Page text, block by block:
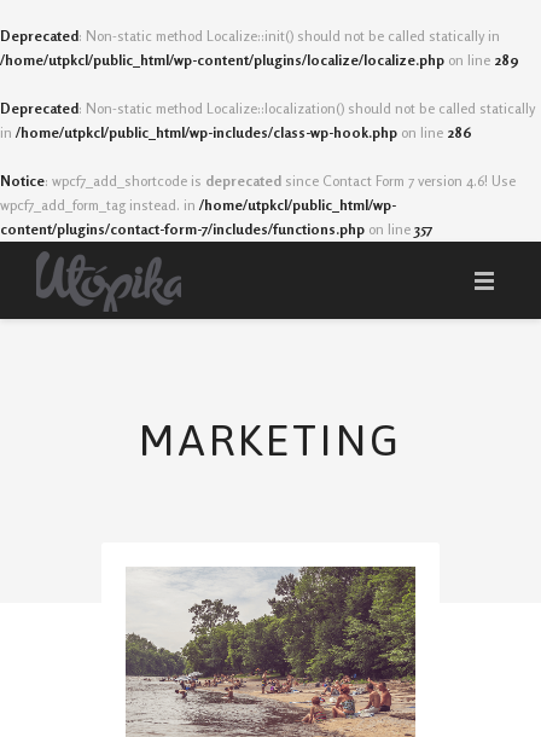
Deprecated: Non-static method Localize::init() should not be called statically in
/home/utpkcl/public_html/wp-content/plugins/localize/localize.php on line 289
Deprecated: Non-static method Localize::localization() should not be called statically
in /home/utpkcl/public_html/wp-includes/class-wp-hook.php on line 286
Notice: wpcf7_add_shortcode is deprecated since Contact Form 7 version 4.6! Use
wpcf7_add_form_tag instead. in /home/utpkcl/public_html/wp-
content/plugins/contact-form-7/includes/functions.php on line 357
MARKETING